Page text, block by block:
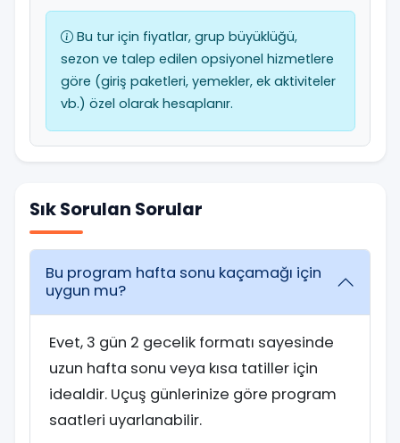
Bu tur için fiyatlar, grup büyüklüğü,
sezon ve talep edilen opsiyonel hizmetlere
göre (giriş paketleri, yemekler, ek aktiviteler
vb.) özel olarak hesaplanır.
Sık Sorulan Sorular
Bu program hafta sonu kaçamağı için
uygun mu?
Evet, 3 gün 2 gecelik formatı sayesinde
uzun hafta sonu veya kısa tatiller için
idealdir. Uçuş günlerinize göre program
saatleri uyarlanabilir.